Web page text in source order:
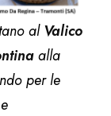
alValico
alla
per le
e